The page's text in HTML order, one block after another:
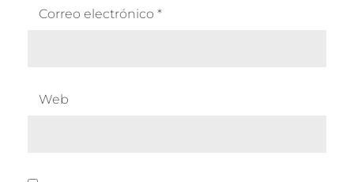
Correo electrónico *
Web